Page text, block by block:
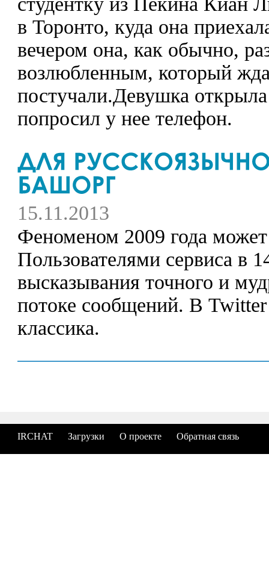
в Торонто, куда она
вечером она, как обычно,
возлюбленным, который
постучали.Девушка
попросил у нее телефон.
15.11.2013
Феноменом 2009 года может
Пользователями сервиса в
высказывания точного и
потоке сообщений. В
классика.
IRCHAT Загрузки О проекте Обратная связь